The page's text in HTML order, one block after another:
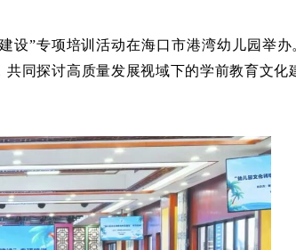
设”专项培训活动在海口市港湾幼儿园举
同探讨高质量发展视域下的学前教育文化